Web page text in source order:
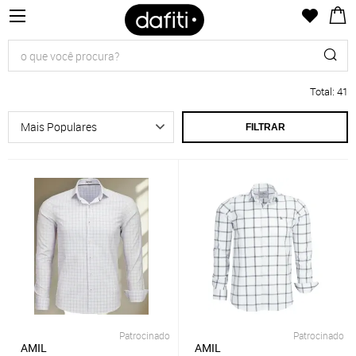
Total: 41
FILTRAR
Patrocinado
AMIL
Patrocinado
AMIL